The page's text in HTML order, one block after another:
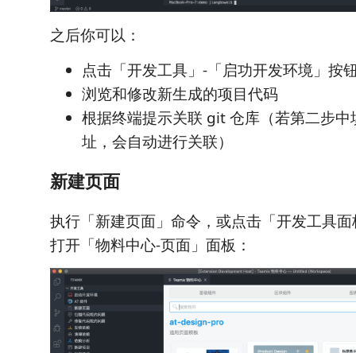
之后你可以：
点击「开发工具」-「启功开发环境」按
浏览和修改新生成的项目代码
根据终端提示关联 git 仓库（若第二步中
址，会自动进行关联）
新建页面
执行「新建页面」命令，或点击「开发工具
打开「物料中心-页面」面板：